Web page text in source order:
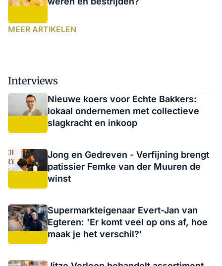
MEER ARTIKELEN
Interviews
Nieuwe koers voor Echte Bakkers:
lokaal ondernemen met collectieve
slagkracht en inkoop
Jong en Gedreven - Verfijning brengt
patissier Femke van der Muuren de
winst
Supermarkteigenaar Evert-Jan van
Egteren: 'Er komt veel op ons af, hoe
maak je het verschil?'